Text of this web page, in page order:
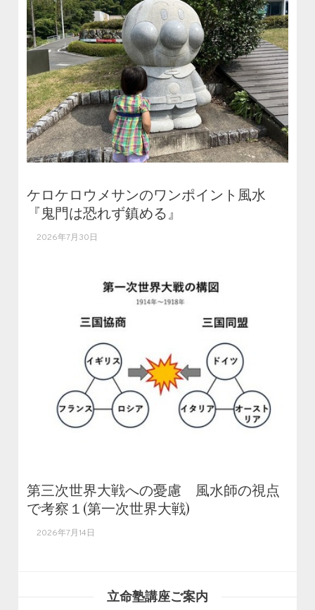
ケロケロウメサンのワンポイント風水
『鬼門は恐れず鎮める』
2026年7月30日
第三次世界大戦への憂慮 風水師の視点
で考察１(第一次世界大戦)
2026年7月14日
立命塾講座ご案内